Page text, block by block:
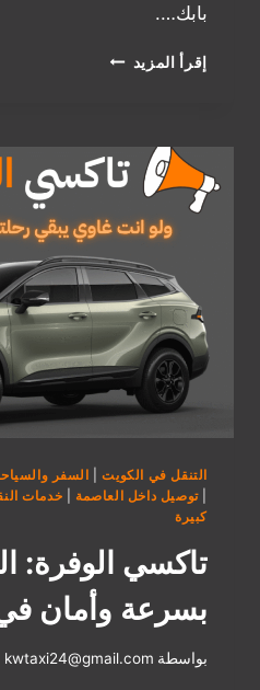
بابك….
إقرأ المزيد رقم
|
اطلب
الحين
50530752
التنقل في الكويت| السفر
|توصيل داخل العاصمة خدمات
كبيرة
تاكسي الوفرة:
بسرعة وأمان
بواسطة kwtaxi24@gmail.com